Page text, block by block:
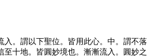
。謂以下聖位。皆用此心。中。謂不落
十地。皆圓妙境也。漸漸流入。圓妙之